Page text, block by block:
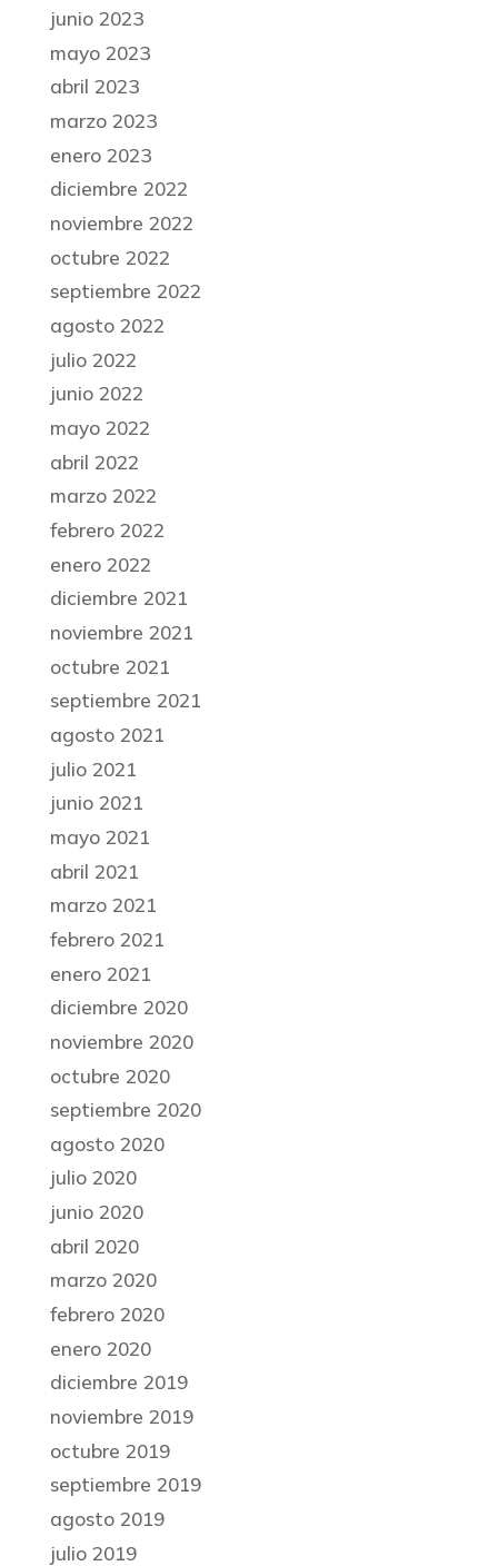
junio 2023
mayo 2023
abril 2023
marzo 2023
enero 2023
diciembre 2022
noviembre 2022
octubre 2022
septiembre 2022
agosto 2022
julio 2022
junio 2022
mayo 2022
abril 2022
marzo 2022
febrero 2022
enero 2022
diciembre 2021
noviembre 2021
octubre 2021
septiembre 2021
agosto 2021
julio 2021
junio 2021
mayo 2021
abril 2021
marzo 2021
febrero 2021
enero 2021
diciembre 2020
noviembre 2020
octubre 2020
septiembre 2020
agosto 2020
julio 2020
junio 2020
abril 2020
marzo 2020
febrero 2020
enero 2020
diciembre 2019
noviembre 2019
octubre 2019
septiembre 2019
agosto 2019
julio 2019